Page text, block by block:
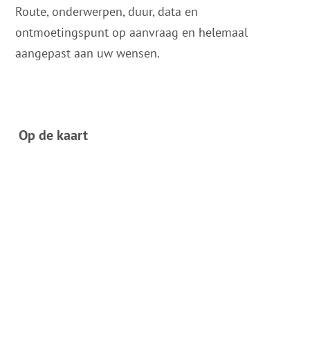
Route, onderwerpen, duur, data en
ontmoetingspunt op aanvraag en helemaal
aangepast aan uw wensen.
Op de kaart